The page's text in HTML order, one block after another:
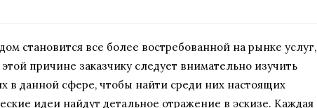
становится все более востребованной на рынке услуг,
причине заказчику следует внимательно изучить
в данной сфере, чтобы найти среди них настоящих
идеи найдут детальное отражение в эскизе. Каждая